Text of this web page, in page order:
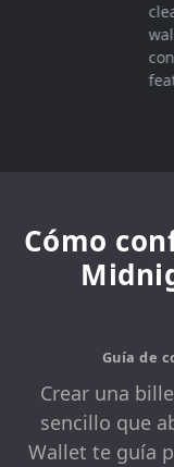
clean
wallet
Cómo
Guía de
Crear una
sencillo que
Wallet te guía